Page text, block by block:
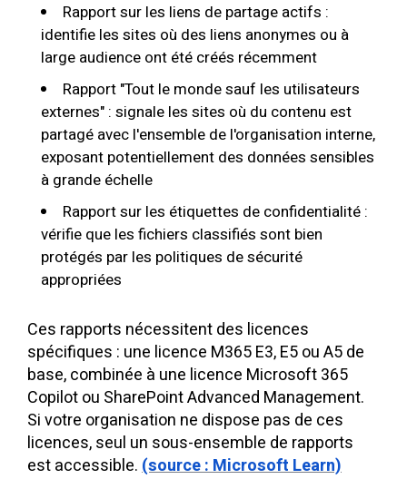
Rapport sur les liens de partage actifs :
identifie les sites où des liens anonymes ou à
large audience ont été créés récemment
Rapport "Tout le monde sauf les utilisateurs
externes" : signale les sites où du contenu est
partagé avec l'ensemble de l'organisation interne,
exposant potentiellement des données sensibles
à grande échelle
Rapport sur les étiquettes de confidentialité :
vérifie que les fichiers classifiés sont bien
protégés par les politiques de sécurité
appropriées
Ces rapports nécessitent des licences
spécifiques : une licence M365 E3, E5 ou A5 de
base, combinée à une licence Microsoft 365
Copilot ou SharePoint Advanced Management.
Si votre organisation ne dispose pas de ces
licences, seul un sous-ensemble de rapports
est accessible.(source : Microsoft Learn)